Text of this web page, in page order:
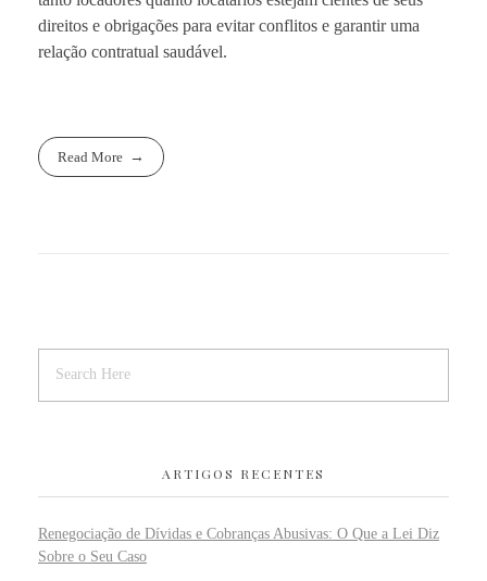
direitos e obrigações para evitar conflitos e garantir uma
relação contratual saudável.
Read More
ARTIGOS RECENTES
Renegociação de Dívidas e Cobranças Abusivas: O Que a Lei Diz
Sobre o Seu Caso